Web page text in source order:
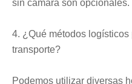
sin cámara son opcionales.
4. ¿Qué métodos logísticos
transporte?
Podemos utilizar diversas